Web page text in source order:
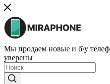
Мы продаем новые и б\у
уверены